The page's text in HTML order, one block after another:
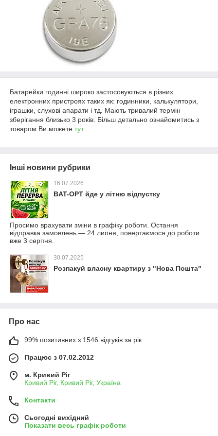
Батарейки годинні широко застосовуються в різних
електронних пристроях таких як: годинники, калькулятори,
іграшки, слухові апарати і тд. Мають тривалий термін
зберігання близько 3 років. Більш детально ознайомитись з
товаром Ви можете тут
Інші новини рубрики
16.07.2026
BAT-OPT йде у літню відпустку
Просимо врахувати зміни в графіку роботи. Остання
відправка замовлень — 24 липня, повертаємося до роботи
вже 3 серпня.
30.07.2025
Розпакуй власну квартиру з "Нова Пошта"
Про нас
99% позитивних з 1546 відгуків за рік
Працює з 07.02.2012
м. Кривий Ріг
Кривий Ріг, Кривий Ріг, Україна
Контакти
Сьогодні вихідний
Показати весь графік роботи